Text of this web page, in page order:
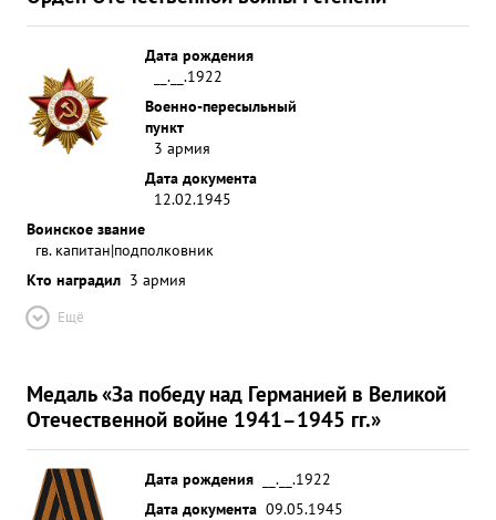
Дата рождения
__.__.1922
Военно-пересыльный
пункт
3 армия
Дата документа
12.02.1945
Воинское звание
гв. капитан|подполковник
Кто наградил 3 армия
Ещё
Медаль «За победу над Германией в Великой
Отечественной войне 1941–1945 гг.»
Дата рождения
__.__.1922
Дата документа 09.05.1945